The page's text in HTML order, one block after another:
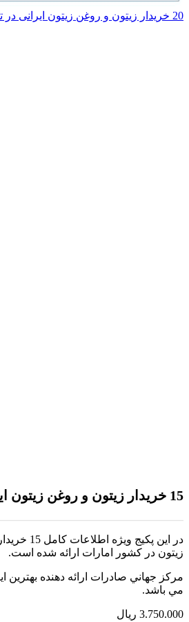
20 خریدار زیتون و روغن زیتون ایرانی در ترکیه
15 خریدار زیتون و روغن زیتون ایرانی در امارات
در اين پکيج
زيتون در کشور امارات ارائه شده است.
مرکز جهاني صادرات ارائه دهنده بهترين
مي باشد.
3.750.000 ریال